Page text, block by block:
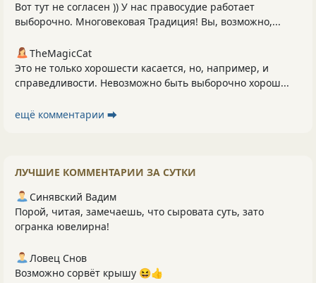
Вот тут не согласен )) У нас правосудие работает
выборочно. Многовековая Традиция! Вы, возможно,...
TheMagicCat
Это не только хорошести касается, но, например, и
справедливости. Невозможно быть выборочно хорош...
ещё комментарии ⮕
ЛУЧШИЕ КОММЕНТАРИИ ЗА СУТКИ
Синявский Вадим
Порой, читая, замечаешь, что сыровата суть, зато
огранка ювелирна!
Ловец Снов
Возможно сорвёт крышу 😆👍